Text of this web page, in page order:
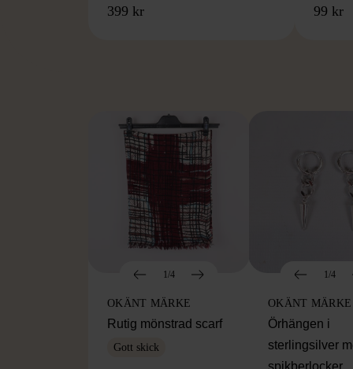
399 kr 99 kr
1/4
OKÄNT MÄRKE
Rutig mönstrad scarf
Gott skick
1/4
OKÄNT MÄRKE
Örhängen i
sterlingsilver